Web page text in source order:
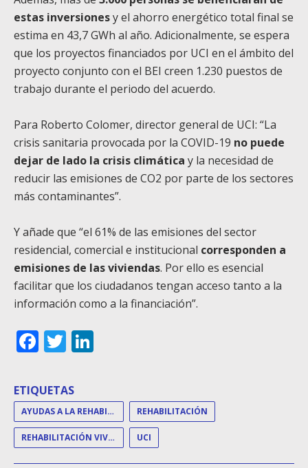
estas inversionesy el ahorro energético total final se
estima en 43,7 GWh al año. Adicionalmente, se espera
que los proyectos financiados por UCI en el ámbito del
proyecto conjunto con el BEI creen 1.230 puestos de
trabajo durante el periodo del acuerdo.
Para Roberto Colomer, director general de UCI: “La
crisis sanitaria provocada por la COVID-19 no puede
dejar de lado la crisis climática y la necesidad de
reducir las emisiones de CO2 por parte de los sectores
más contaminantes”.
Y añade que “el 61% de las emisiones del sector
residencial, comercial e institucional corresponden a
emisiones de las viviendas. Por ello es esencial
facilitar que los ciudadanos tengan acceso tanto a la
información como a la financiación”.
Facebook
Twitter
ETIQUETAS
AYUDAS A LA REHABILITACIÓN REHABILITACIÓN
REHABILITACIÓN VIVIENDAS UCI